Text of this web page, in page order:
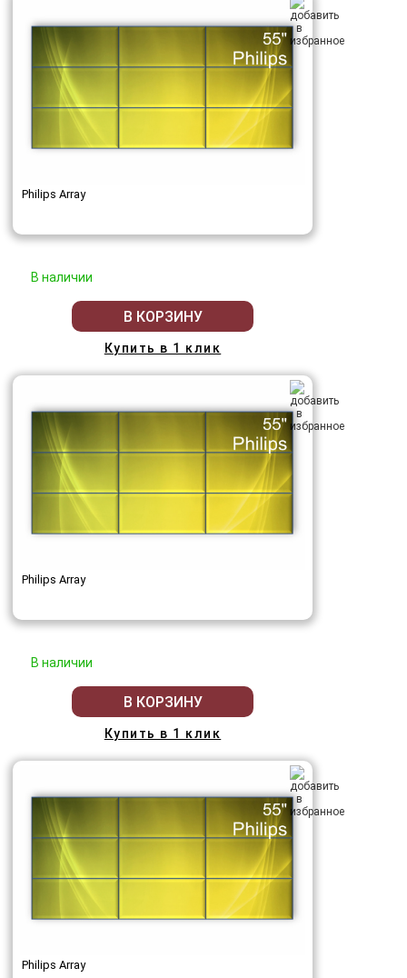
Philips Array
В наличии
В КОРЗИНУ
Купить в 1 клик
Philips Array
В наличии
В КОРЗИНУ
Купить в 1 клик
Philips Array